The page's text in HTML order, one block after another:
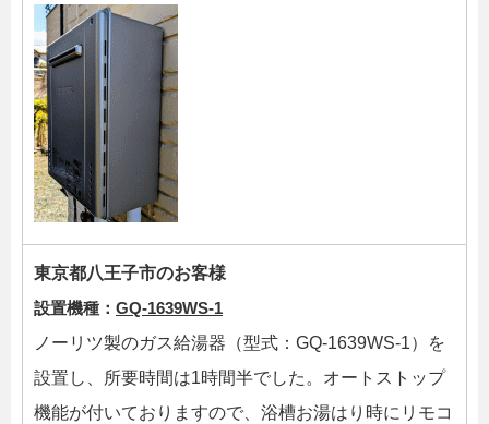
東京都八王子市のお客様
設置機種： GQ-1639WS-1
ノーリツ製のガス給湯器（型式：GQ-1639WS-1）を
設置し、所要時間は1時間半でした。オートストップ
機能が付いておりますので、浴槽お湯はり時にリモコ